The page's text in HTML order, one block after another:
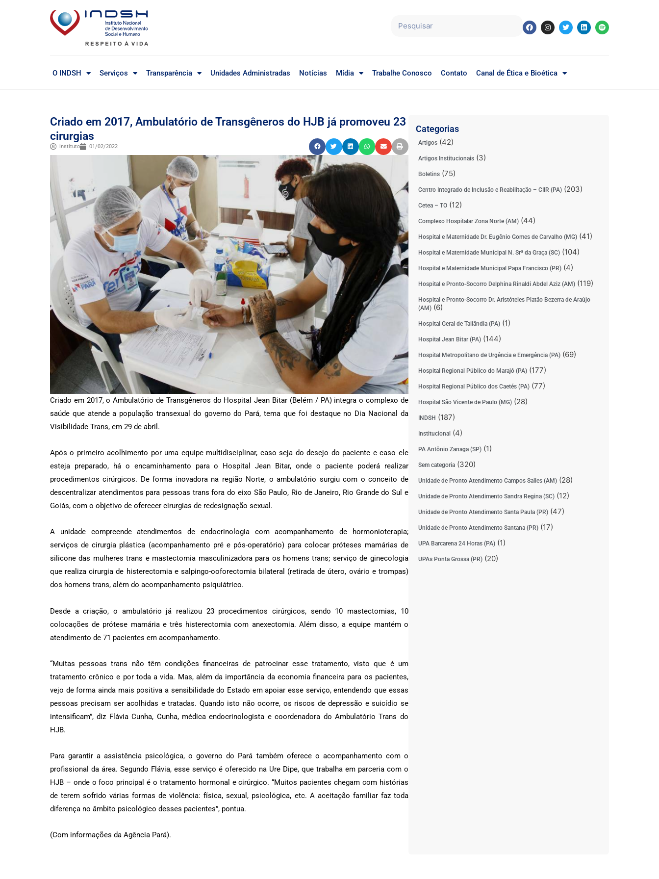
O INDSH Serviços Transparência Unidades Administradas Notícias Mídia Trabalhe Conosco Contato Canal de Ética e Bioética
Criado em 2017, Ambulatório de Transgêneros do HJB já promoveu 23
cirurgias
instituto 01/02/2022
Criado em 2017, o Ambulatório de Transgêneros do Hospital Jean Bitar (Belém / PA) integra o complexo de
saúde que atende a população transexual do governo do Pará, tema que foi destaque no Dia Nacional da
Visibilidade Trans, em 29 de abril.
Após o primeiro acolhimento por uma equipe multidisciplinar, caso seja do desejo do paciente e caso ele
esteja preparado, há o encaminhamento para o Hospital Jean Bitar, onde o paciente poderá realizar
procedimentos cirúrgicos. De forma inovadora na região Norte, o ambulatório surgiu com o conceito de
descentralizar atendimentos para pessoas trans fora do eixo São Paulo, Rio de Janeiro, Rio Grande do Sul e
Goiás, com o objetivo de oferecer cirurgias de redesignação sexual.
A unidade compreende atendimentos de endocrinologia com acompanhamento de hormonioterapia;
serviços de cirurgia plástica (acompanhamento pré e pós-operatório) para colocar próteses mamárias de
silicone das mulheres trans e mastectomia masculinizadora para os homens trans; serviço de ginecologia
que realiza cirurgia de histerectomia e salpingo-ooforectomia bilateral (retirada de útero, ovário e trompas)
dos homens trans, além do acompanhamento psiquiátrico.
Desde a criação, o ambulatório já realizou 23 procedimentos cirúrgicos, sendo 10 mastectomias, 10
colocações de prótese mamária e três histerectomia com anexectomia. Além disso, a equipe mantém o
atendimento de 71 pacientes em acompanhamento.
“Muitas pessoas trans não têm condições financeiras de patrocinar esse tratamento, visto que é um
tratamento crônico e por toda a vida. Mas, além da importância da economia financeira para os pacientes,
vejo de forma ainda mais positiva a sensibilidade do Estado em apoiar esse serviço, entendendo que essas
pessoas precisam ser acolhidas e tratadas. Quando isto não ocorre, os riscos de depressão e suicídio se
intensificam”, diz Flávia Cunha, Cunha, médica endocrinologista e coordenadora do Ambulatório Trans do
HJB.
Para garantir a assistência psicológica, o governo do Pará também oferece o acompanhamento com o
profissional da área. Segundo Flávia, esse serviço é oferecido na Ure Dipe, que trabalha em parceria com o
HJB – onde o foco principal é o tratamento hormonal e cirúrgico. “Muitos pacientes chegam com histórias
de terem sofrido várias formas de violência: física, sexual, psicológica, etc. A aceitação familiar faz toda
diferença no âmbito psicológico desses pacientes”, pontua.
(Com informações da Agência Pará).
Categorias
Artigos(42)
Artigos Institucionais(3)
Boletins(75)
Centro Integrado de Inclusão e Reabilitação – CIIR (PA)(203)
Cetea – TO(12)
Complexo Hospitalar Zona Norte (AM)(44)
Hospital e Maternidade Dr. Eugênio Gomes de Carvalho (MG)(41)
Hospital e Maternidade Municipal N. Srª da Graça (SC)(104)
Hospital e Maternidade Municipal Papa Francisco (PR)(4)
Hospital e Pronto-Socorro Delphina Rinaldi Abdel Aziz (AM)(119)
Hospital e Pronto-Socorro Dr. Aristóteles Platão Bezerra de Araújo
(AM)(6)
Hospital Geral de Tailândia (PA)(1)
Hospital Jean Bitar (PA)(144)
Hospital Metropolitano de Urgência e Emergência (PA)(69)
Hospital Regional Público do Marajó (PA)(177)
Hospital Regional Público dos Caetés (PA)(77)
Hospital São Vicente de Paulo (MG)(28)
INDSH (187)
Institucional(4)
PA Antônio Zanaga (SP)(1)
Sem categoria(320)
Unidade de Pronto Atendimento Campos Salles (AM)(28)
Unidade de Pronto Atendimento Sandra Regina (SC)(12)
Unidade de Pronto Atendimento Santa Paula (PR)(47)
Unidade de Pronto Atendimento Santana (PR)(17)
UPA Barcarena 24 Horas (PA)(1)
UPAs Ponta Grossa (PR)(20)